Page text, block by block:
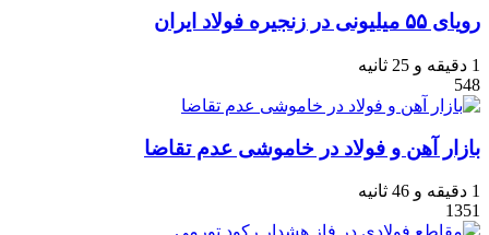
رویای ۵۵ میلیونی در زنجیره فولاد ایران
1 دقیقه و 25 ثانیه
548
بازار آهن و فولاد در خاموشی عدم تقاضا
1 دقیقه و 46 ثانیه
1351